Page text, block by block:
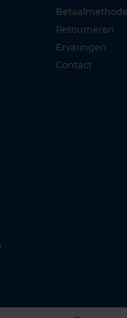
Retourneren
Ervaringen
Contact